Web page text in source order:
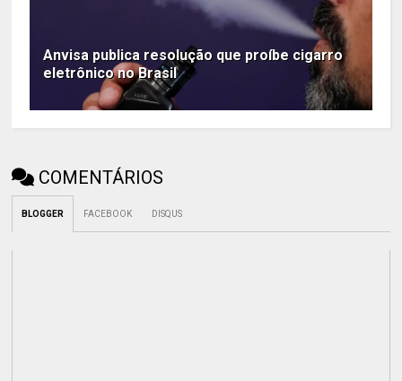
Anvisa publica resolução que proíbe cigarro
eletrônico no Brasil
COMENTÁRIOS
BLOGGER FACEBOOK DISQUS